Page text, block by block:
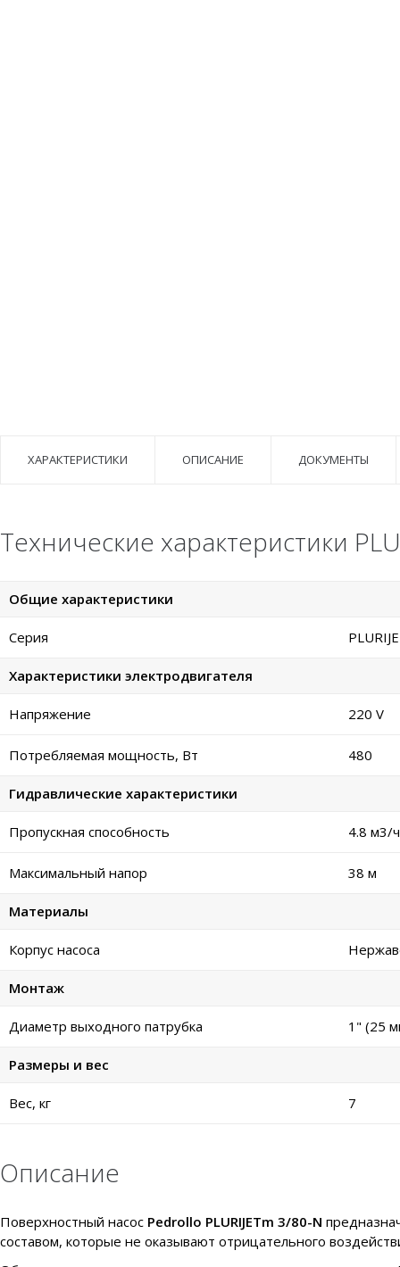
ХАРАКТЕРИСТИКИ ОПИСАНИЕ ДОКУМЕНТЫ
Технические характеристики
Общие характеристики
Серия
Характеристики электродвигателя
Напряжение 220 V
Потребляемая мощность, Вт 480
Гидравлические характеристики
Пропускная способность 4.8 м3/ч
Максимальный напор 38 м
Материалы
Корпус насоса
Монтаж
Диаметр выходного патрубка 1" (25
Размеры и вес
Вес, кг 7
Описание
Поверхностный насос Pedrollo PLURIJETm 3/80-N
составом, которые не оказывают отрицательного